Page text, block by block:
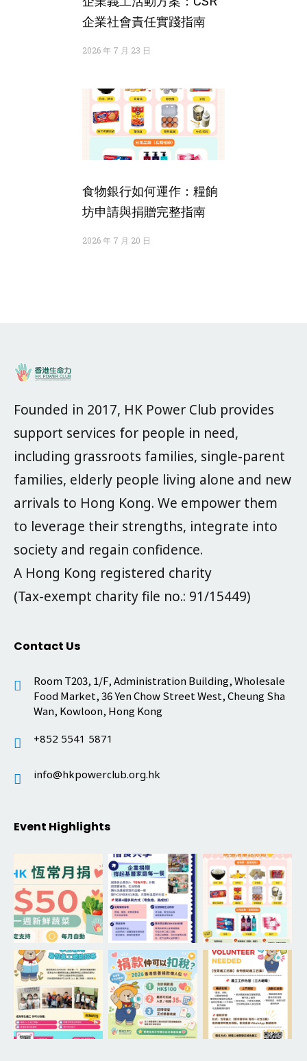
企業社會責任實踐指南
2026 年 7 月 23 日
食物銀行如何運作：糧餉
坊申請與捐贈完整指南
2026 年 7 月 20 日
Founded in 2017, HK Power Club provides
support services for people in need,
including grassroots families, single-parent
families, elderly people living alone and new
arrivals to Hong Kong. We empower them
to leverage their strengths, integrate into
society and regain confidence.
A Hong Kong registered charity
(Tax-exempt charity file no.: 91/15449)
Contact Us
Room T203, 1/F, Administration Building, Wholesale
Food Market, 36 Yen Chow Street West, Cheung Sha
Wan, Kowloon, Hong Kong
+852 5541 5871
info@hkpowerclub.org.hk
Event Highlights